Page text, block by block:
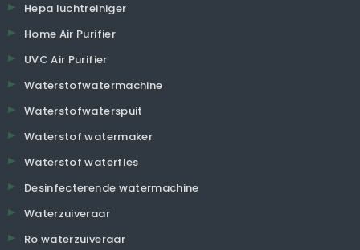
Hepa luchtreiniger
Home Air Purifier
UVC Air Purifier
Waterstofwatermachine
Waterstofwaterspuit
Waterstof watermaker
Waterstof waterfles
Desinfecterende watermachine
Waterzuiveraar
Ro waterzuiveraar